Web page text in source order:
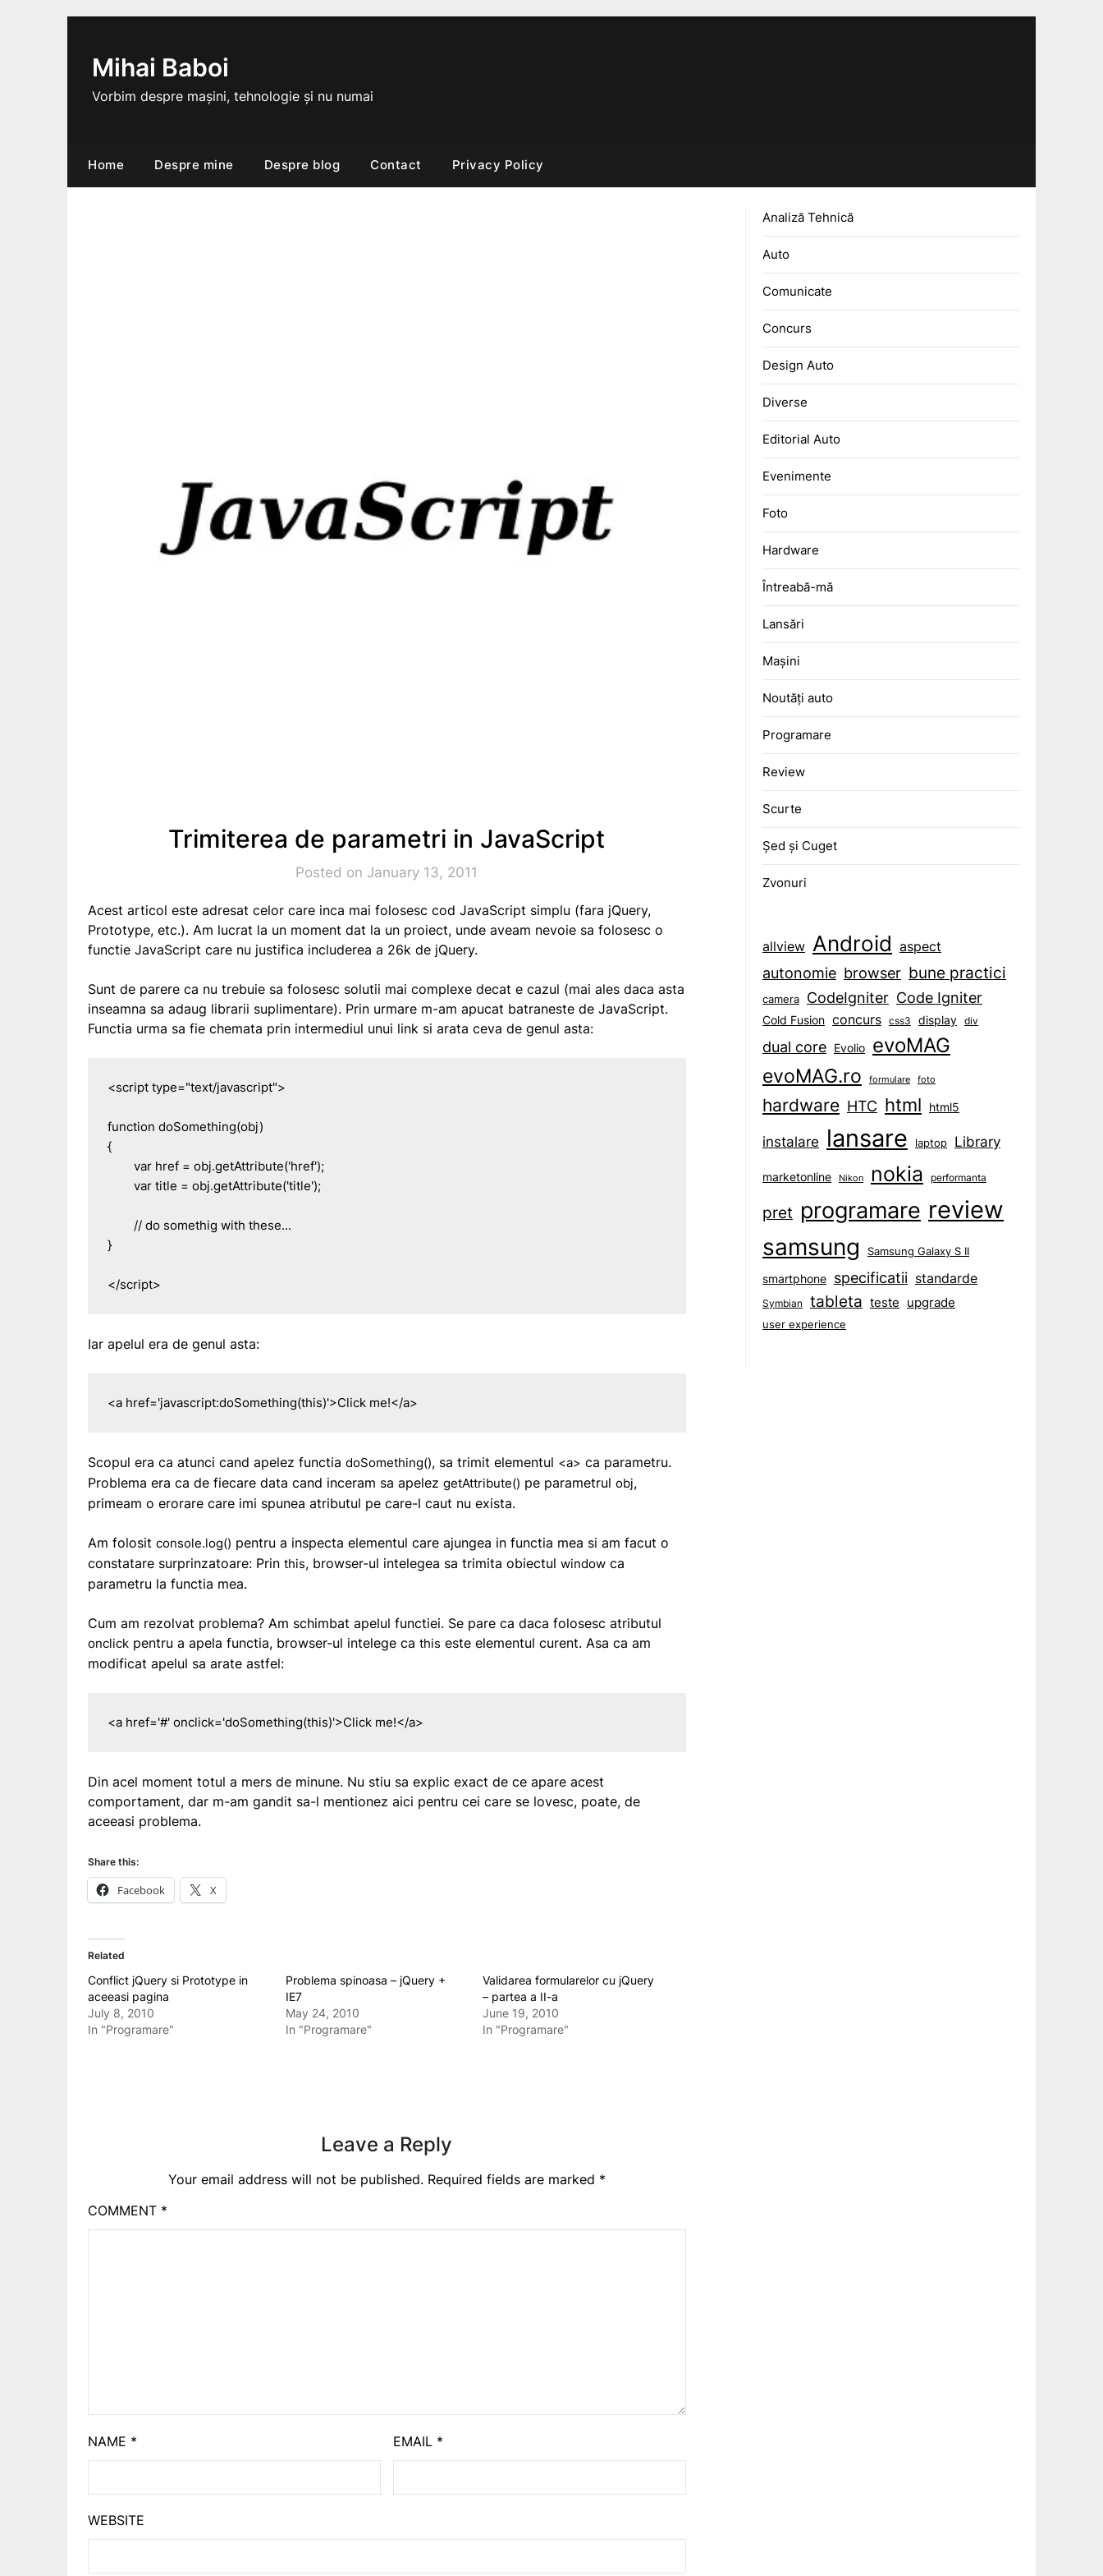
Mihai Baboi
Vorbim despre mașini, tehnologie și nu numai
Home Despre mine Despre blog Contact Privacy Policy
Trimiterea de parametri in JavaScript
Posted on January 13, 2011
Acest articol este adresat celor care inca mai folosesc cod JavaScript simplu (fara jQuery,
Prototype, etc.). Am lucrat la un moment dat la un proiect, unde aveam nevoie sa folosesc o
functie JavaScript care nu justifica includerea a 26k de jQuery.
Sunt de parere ca nu trebuie sa folosesc solutii mai complexe decat e cazul (mai ales daca asta
inseamna sa adaug librarii suplimentare). Prin urmare m-am apucat batraneste de JavaScript.
Functia urma sa fie chemata prin intermediul unui link si arata ceva de genul asta:
<script type="text/javascript">
function doSomething(obj)
{
}
</script>
Iar apelul era de genul asta:
<a href='javascript:doSomething(this)'>Click me!</a>
Scopul era ca atunci cand apelez functia doSomething(), sa trimit elementul <a> ca parametru.
Problema era ca de fiecare data cand inceram sa apelez getAttribute() pe parametrul obj,
primeam o erorare care imi spunea atributul pe care-l caut nu exista.
Am folosit console.log() pentru a inspecta elementul care ajungea in functia mea si am facut o
constatare surprinzatoare: Prin this, browser-ul intelegea sa trimita obiectul window ca
parametru la functia mea.
Cum am rezolvat problema? Am schimbat apelul functiei. Se pare ca daca folosesc atributul
onclick pentru a apela functia, browser-ul intelege ca this este elementul curent. Asa ca am
modificat apelul sa arate astfel:
<a href='#' onclick='doSomething(this)'>Click me!</a>
Din acel moment totul a mers de minune. Nu stiu sa explic exact de ce apare acest
comportament, dar m-am gandit sa-l mentionez aici pentru cei care se lovesc, poate, de
aceeasi problema.
Share this:
Facebook X
Related
Conflict jQuery si Prototype in
aceeasi pagina
July 8, 2010
In "Programare"
Problema spinoasa – jQuery +
IE7
May 24, 2010
In "Programare"
Validarea formularelor cu jQuery
– partea a II-a
June 19, 2010
In "Programare"
Leave a Reply
Your email address will not be published. Required fields are marked *
COMMENT *
NAME * EMAIL *
WEBSITE
Analiză Tehnică
Auto
Comunicate
Concurs
Design Auto
Diverse
Editorial Auto
Evenimente
Foto
Hardware
Întreabă-mă
Lansări
Mașini
Noutăți auto
Programare
Review
Scurte
Șed și Cuget
Zvonuri
allview Android aspect
autonomie browser bune practici
camera CodeIgniter Code Igniter
Cold Fusion concurs css3 display div
dual core Evolio evoMAG
evoMAG.ro formulare foto
hardware HTC html html5
instalare lansare laptop Library
marketonline Nikon nokia performanta
pret programare review
samsung Samsung Galaxy S II
smartphone specificatii standarde
Symbian tableta teste upgrade
user experience